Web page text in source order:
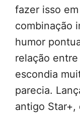
fazer isso
combinação
humor
relação
escondia
parecia.
antigo